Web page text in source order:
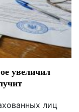
увеличил
лиц